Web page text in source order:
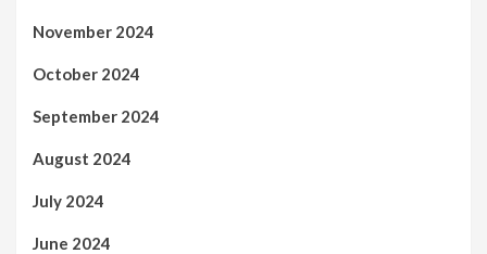
November 2024
October 2024
September 2024
August 2024
July 2024
June 2024